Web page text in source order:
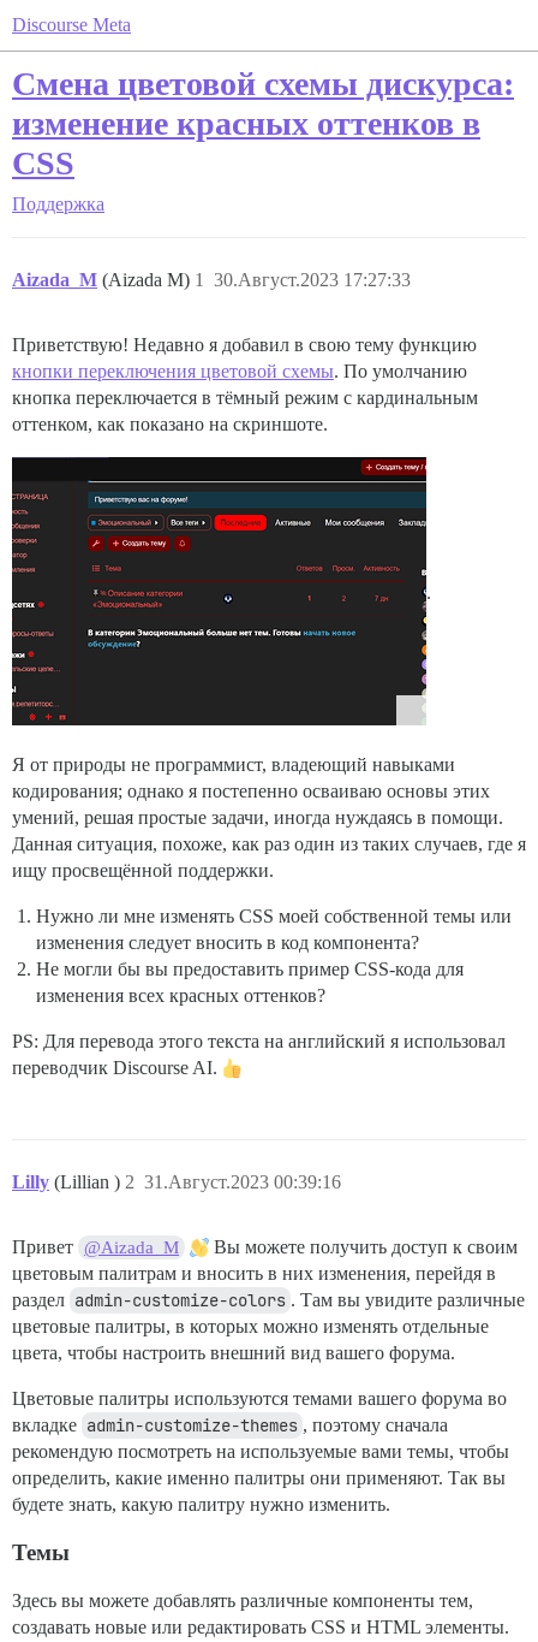
Discourse Meta
Смена цветовой схемы дискурса:
изменение красных оттенков в
CSS
Поддержка
Aizada_M (Aizada M) 30.Август.2023 17:27:33
1
Приветствую! Недавно я добавил в свою тему функцию
кнопки переключения цветовой схемы. По умолчанию
кнопка переключается в тёмный режим с кардинальным
оттенком, как показано на скриншоте.
.
Я от природы не программист, владеющий навыками
кодирования; однако я постепенно осваиваю основы этих
умений, решая простые задачи, иногда нуждаясь в помощи.
Данная ситуация, похоже, как раз один из таких случаев, где я
ищу просвещённой поддержки.
Нужно ли мне изменять CSS моей собственной темы или
изменения следует вносить в код компонента?
Не могли бы вы предоставить пример CSS-кода для
изменения всех красных оттенков?
PS: Для перевода этого текста на английский я использовал
переводчик Discourse AI.
Lilly (Lillian ) 31.Август.2023 00:39:16
2
Привет @Aizada_M
Вы можете получить доступ к своим
цветовым палитрам и вносить в них изменения, перейдя в
раздел admin-customize-colors . Там вы увидите различные
цветовые палитры, в которых можно изменять отдельные
цвета, чтобы настроить внешний вид вашего форума.
Цветовые палитры используются темами вашего форума во
вкладке admin-customize-themes , поэтому сначала
рекомендую посмотреть на используемые вами темы, чтобы
определить, какие именно палитры они применяют. Так вы
будете знать, какую палитру нужно изменить.
Темы
Здесь вы можете добавлять различные компоненты тем,
создавать новые или редактировать CSS и HTML элементы.